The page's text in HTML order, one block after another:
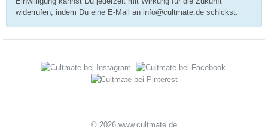
widerrufen, indem Du eine E-Mail an info@cultmate.de schickst.
© 2026 www.cultmate.de